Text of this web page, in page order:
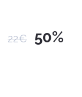
22€ 50%